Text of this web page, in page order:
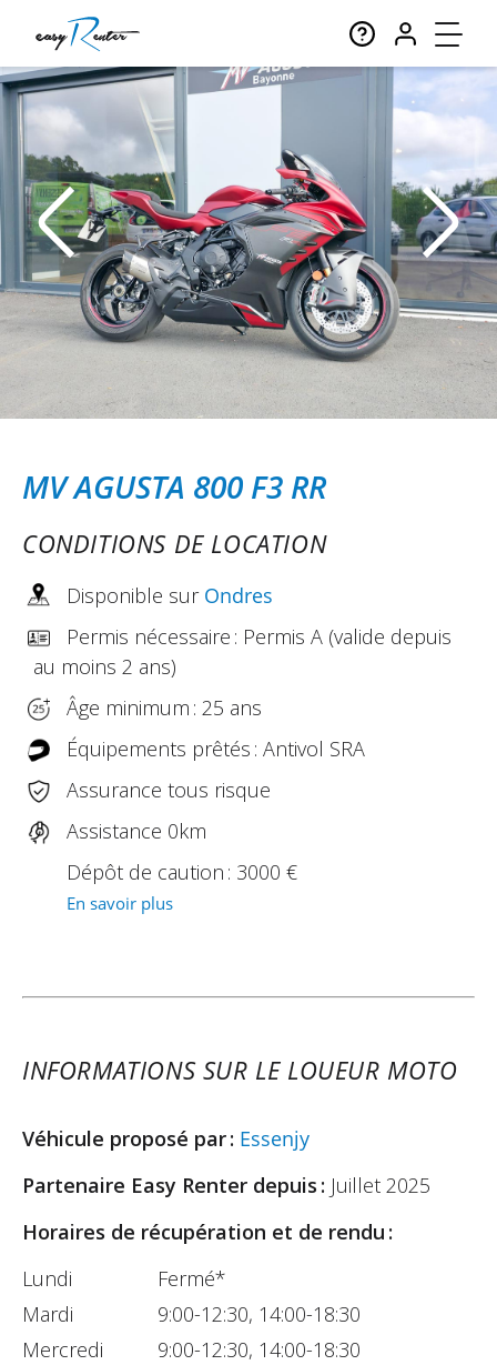
MV AGUSTA 800 F3 RR
CONDITIONS DE LOCATION
Disponible sur Ondres
Permis nécessaire : Permis A (valide depuis
au moins 2 ans)
Âge minimum : 25 ans
Équipements prêtés : Antivol SRA
Assurance tous risque
Assistance 0km
Dépôt de caution : 3000 €
En savoir plus
INFORMATIONS SUR LE LOUEUR MOTO
Véhicule proposé par : Essenjy
Partenaire Easy Renter depuis : Juillet 2025
Horaires de récupération et de rendu :
Lundi
Mardi
Mercredi
Fermé*
9:00-12:30, 14:00-18:30
9:00-12:30, 14:00-18:30